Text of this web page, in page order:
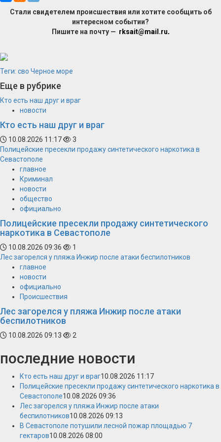
Стали свидетелем происшествия или хотите сообщить об
интересном событии?
Пишите на почту — rksait@mail.ru.
Теги: сво Черное море
Еще в рубрике
Кто есть наш друг и враг
новости
Кто есть наш друг и враг
10.08.2026 11:17
3
Полицейские пресекли продажу синтетического наркотика в
Севастополе
главное
Криминал
новости
общество
официально
Полицейские пресекли продажу синтетического
наркотика в Севастополе
10.08.2026 09:36
1
Лес загорелся у пляжа Инжир после атаки беспилотников
главное
новости
официально
Происшествия
Лес загорелся у пляжа Инжир после атаки
беспилотников
10.08.2026 09:13 2
последние новости
Кто есть наш друг и враг10.08.2026 11:17
Полицейские пресекли продажу синтетического наркотика в
Севастополе10.08.2026 09:36
Лес загорелся у пляжа Инжир после атаки
беспилотников10.08.2026 09:13
В Севастополе потушили лесной пожар площадью 7
гектаров10.08.2026 08:00